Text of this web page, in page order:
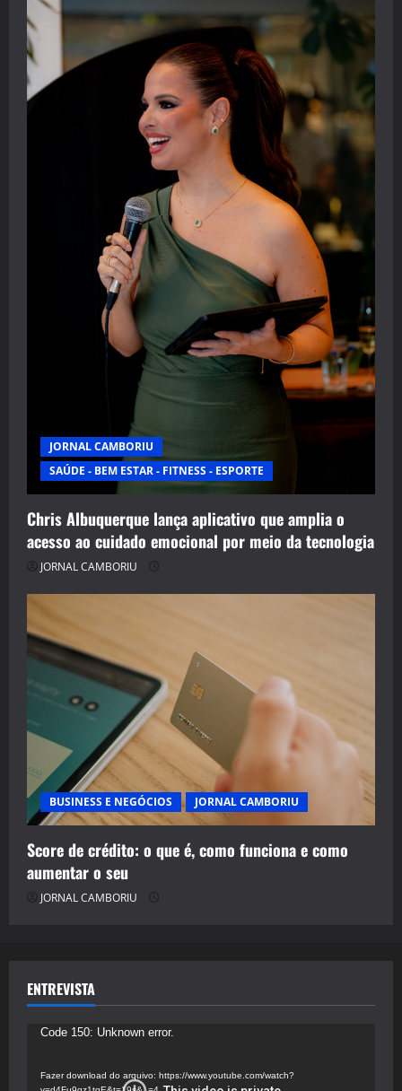
JORNAL CAMBORIU
SAÚDE - BEM ESTAR - FITNESS - ESPORTE
Chris Albuquerque lança aplicativo que amplia o
acesso ao cuidado emocional por meio da tecnologia
JORNAL CAMBORIU
BUSINESS E NEGÓCIOS JORNAL CAMBORIU
Score de crédito: o que é, como funciona e como
aumentar o seu
JORNAL CAMBORIU
ENTREVISTA
Tocador
vídeo
Code 150: Unknown error.
Fazer download do arquivo: https://www.youtube.com/watch?